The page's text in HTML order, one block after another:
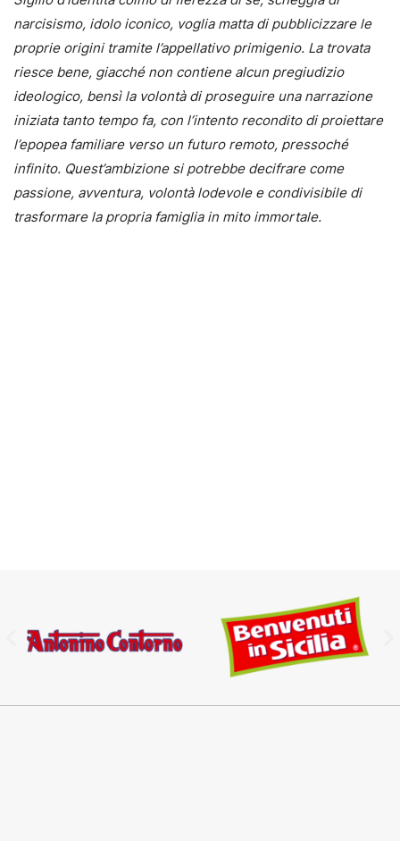
narcisismo, idolo iconico, voglia matta di pubblicizzare le
proprie origini tramite l’appellativo primigenio. La trovata
riesce bene, giacché non contiene alcun pregiudizio
ideologico, bensì la volontà di proseguire una narrazione
iniziata tanto tempo fa, con l’intento recondito di proiettare
l’epopea familiare verso un futuro remoto, pressoché
infinito. Quest’ambizione si potrebbe decifrare come
passione, avventura, volontà lodevole e condivisibile di
trasformare la propria famiglia in mito immortale.